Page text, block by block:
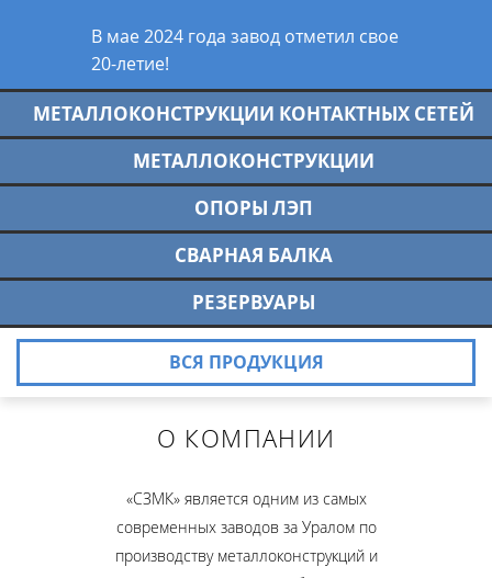
В мае 2024 года завод отметил свое
20-летие!
МЕТАЛЛОКОНСТРУКЦИИ КОНТАКТНЫХ СЕТЕЙ
МЕТАЛЛОКОНСТРУКЦИИ
ОПОРЫ ЛЭП
СВАРНАЯ БАЛКА
РЕЗЕРВУАРЫ
ВСЯ ПРОДУКЦИЯ
О КОМПАНИИ
«СЗМК» является одним из самых
современных заводов за Уралом по
производству металлоконструкций и